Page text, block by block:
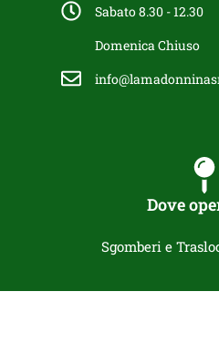
Sabato 8.30 - 12.30
Domenica Chiuso
Dove
Sgomberi e